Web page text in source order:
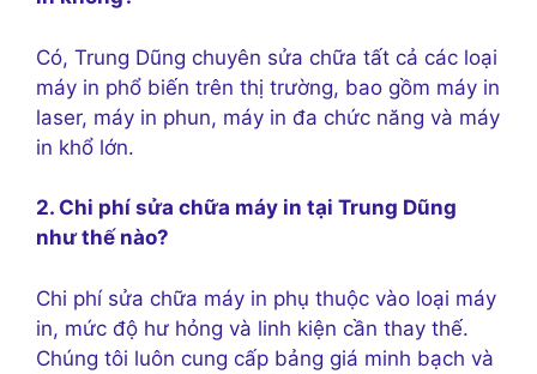
Có, Trung Dũng chuyên sửa chữa tất cả các loại
máy in phổ biến trên thị trường, bao gồm máy in
laser, máy in phun, máy in đa chức năng và máy
in khổ lớn.
2. Chi phí sửa chữa máy in tại Trung Dũng
như thế nào?
Chi phí sửa chữa máy in phụ thuộc vào loại máy
in, mức độ hư hỏng và linh kiện cần thay thế.
Chúng tôi luôn cung cấp bảng giá minh bạch và